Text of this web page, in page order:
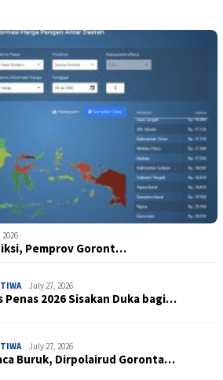
Pemprov Goront…
July 27, 2026
Penas 2026 Sisakan Duka bagi…
July 27, 2026
Buruk, Dirpolairud Goronta…